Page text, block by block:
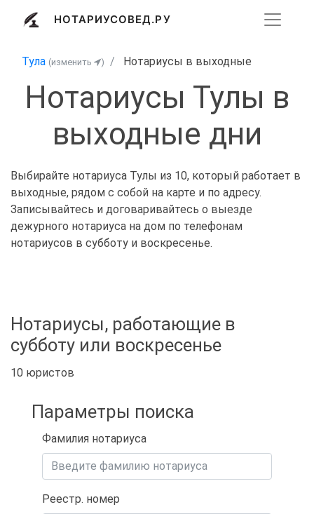
НОТАРИУСОВЕД.РУ
Тула (изменить ) Нотариусы в выходные
Нотариусы Тулы в
выходные дни
Выбирайте нотариуса Тулы из 10, который работает в
выходные, рядом с собой на карте и по адресу.
Записывайтесь и договаривайтесь о выезде
дежурного нотариуса на дом по телефонам
нотариусов в субботу и воскресенье.
Нотариусы, работающие в
субботу или воскресенье
10 юристов
Параметры поиска
Фамилия нотариуса
Реестр. номер